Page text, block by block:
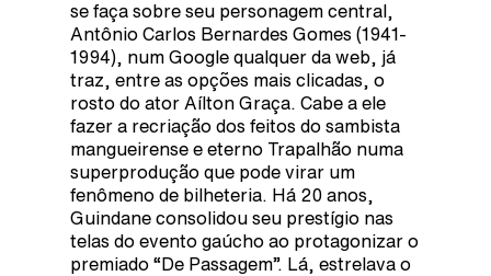
se faça sobre seu personagem central,
Antônio Carlos Bernardes Gomes (1941-
1994), num Google qualquer da web, já
traz, entre as opções mais clicadas, o
rosto do ator Aílton Graça. Cabe a ele
fazer a recriação dos feitos do sambista
mangueirense e eterno Trapalhão numa
superprodução que pode virar um
fenômeno de bilheteria. Há 20 anos,
Guindane consolidou seu prestígio nas
telas do evento gaúcho ao protagonizar o
premiado “De Passagem”. Lá, estrelava o